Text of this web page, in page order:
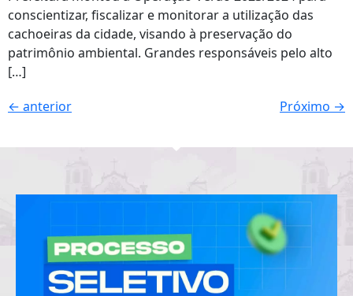
conscientizar, fiscalizar e monitorar a utilização das
cachoeiras da cidade, visando à preservação do
patrimônio ambiental. Grandes responsáveis pelo alto
[…]
← anterior Próximo →